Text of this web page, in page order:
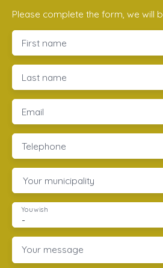
Please complete the form, we will
First name
Last name
Email
Telephone
Your municipality
-
You wish
Your message